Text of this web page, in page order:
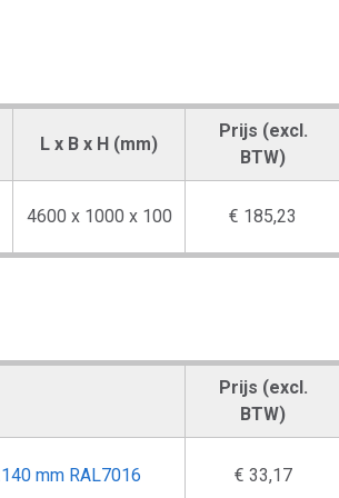
L x B x H (mm)
Prijs (excl.
BTW)
4600 x 1000 x 100 € 185,23
Prijs (excl.
BTW)
mm RAL7016 € 33,17